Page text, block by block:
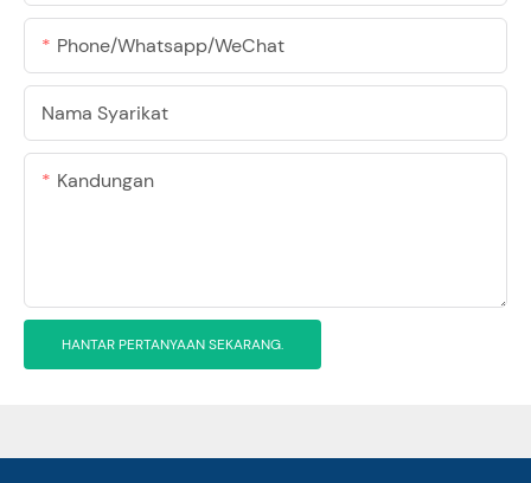
Phone/Whatsapp/WeChat
Nama Syarikat
Kandungan
HANTAR PERTANYAAN SEKARANG.